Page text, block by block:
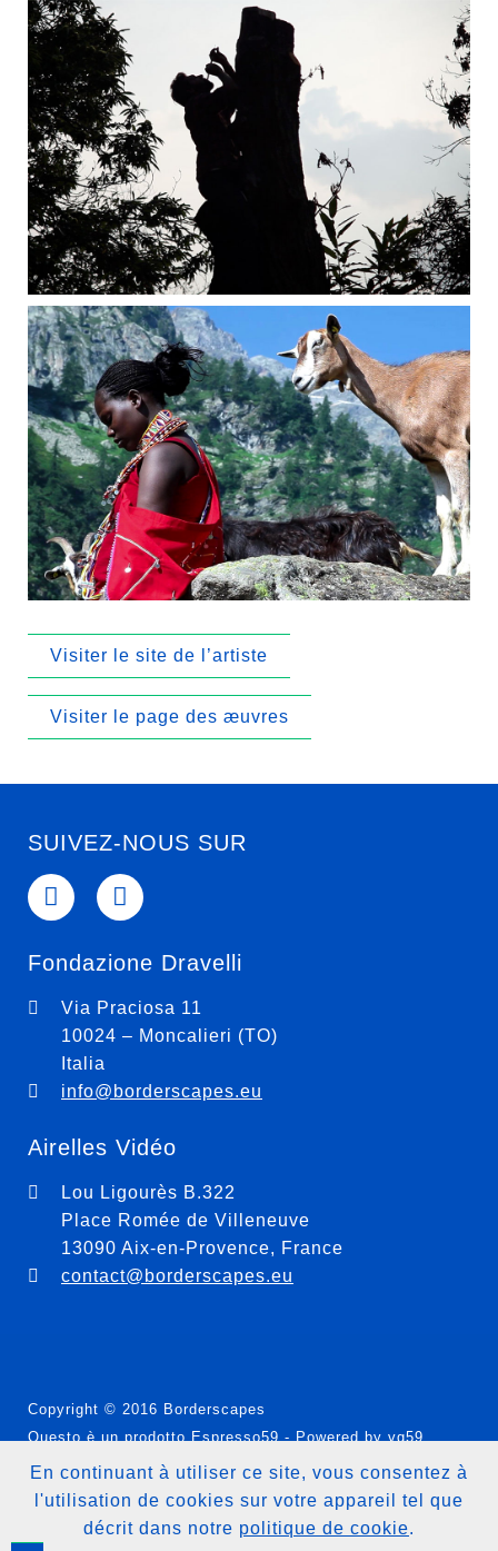
Visiter le site de l’artiste
Visiter le page des æuvres
SUIVEZ-NOUS SUR
Fondazione Dravelli
Via Praciosa 11
10024 – Moncalieri (TO)
Italia
info@borderscapes.eu
Airelles Vidéo
Lou Ligourès B.322
Place Romée de Villeneuve
13090 Aix-en-Provence, France
contact@borderscapes.eu
Copyright © 2016 Borderscapes
Questo è un prodottoEspresso59- Powered byvg59
Politique de Cookie
En continuant à utiliser ce site, vous consentez à
l'utilisation de cookies sur votre appareil tel que
décrit dans notre politique de cookie.